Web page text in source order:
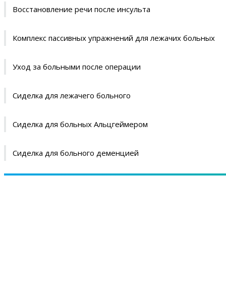
Восстановление речи после инсульта
Комплекс пассивных упражнений для лежачих больных
Уход за больными после операции
Сиделка для лежачего больного
Сиделка для больных Альцгеймером
Сиделка для больного деменцией